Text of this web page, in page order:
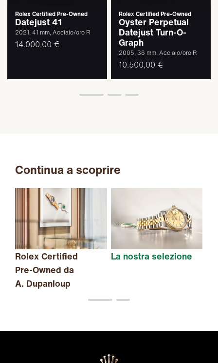
Rolex Certified Pre-Owned
Datejust 41
2021, 41 mm, Acciaio/oro R
14.000,00 €
Rolex Certified Pre-Owned
Oyster Perpetual
Datejust Turn-O-
Graph
2005, 36 mm, Acciaio/oro R
10.500,00 €
Continua a scoprire
Rolex Certified
Pre-Owned da
A. Dupanloup
La nostra selezione